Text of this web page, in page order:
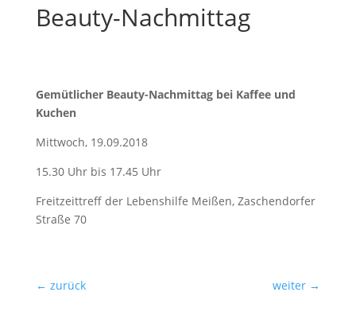
Beauty-Nachmittag
Gemütlicher Beauty-Nachmittag bei Kaffee und
Kuchen
Mittwoch, 19.09.2018
15.30 Uhr bis 17.45 Uhr
Freitzeittreff der Lebenshilfe Meißen, Zaschendorfer
Straße 70
← zurück weiter →